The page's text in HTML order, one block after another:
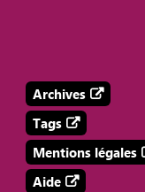
Archives
Tags
Mentions légales
Aide